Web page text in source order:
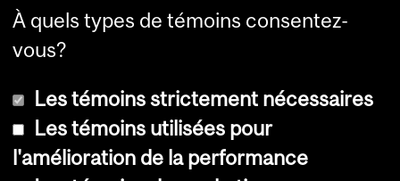
Inscrivez-vous à l'infolettre du Neuro
À quels types de témoins consentez-
vous?
Les témoins strictement nécessaires
Les témoins utilisées pour
l'amélioration de la performance